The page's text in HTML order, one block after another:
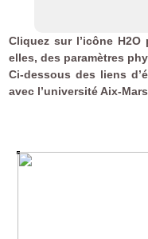
Cliquez sur l’icône
elles, des paramètres
Ci-dessous des liens
avec l’université Aix-